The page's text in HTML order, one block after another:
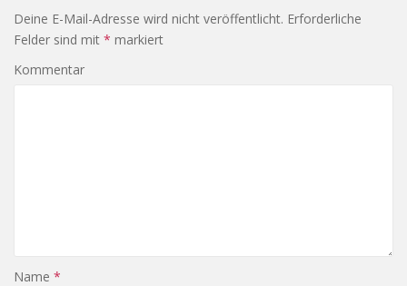
Deine E-Mail-Adresse wird nicht veröffentlicht. Erforderliche
Felder sind mit * markiert
Kommentar
Name *